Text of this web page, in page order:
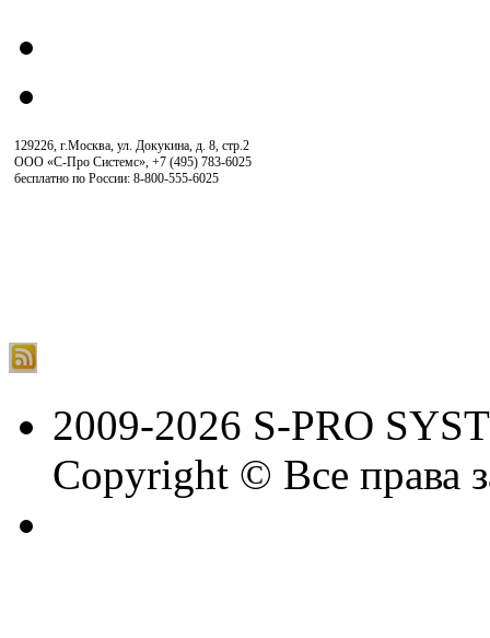
129226, г.Москва, ул. Докукина, д. 8, стр.2
ООО «С-Про Системс» +7 (495) 783-6025
бесплатно по России: 8-800-555-6025
2009-2026 S-PRO
Copyright © Все права